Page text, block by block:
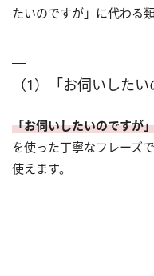
たいのですが」に代わる
（1）「お伺いしたい
「お伺いしたいのですが
を使った丁寧なフレーズ
使えます。